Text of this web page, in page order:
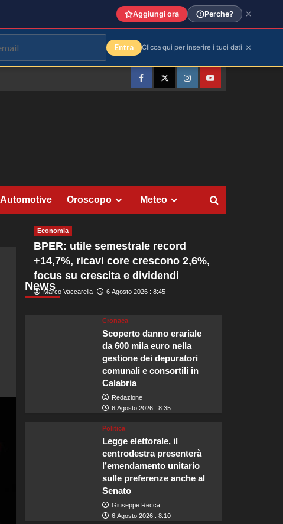
FacebookTwitterInstagramYouTube
Automotive Oroscopo Meteo
News
Economia
BPER: utile semestrale record
+14,7%, ricavi core crescono 2,6%,
focus su crescita e dividendi
Marco Vaccarella 6 Agosto 2026 : 8:45
Cronaca
Scoperto danno erariale
da 600 mila euro nella
gestione dei depuratori
comunali e consortili in
Calabria
Redazione
6 Agosto 2026 : 8:35
Politica
Legge elettorale, il
centrodestra presenterà
l’emendamento unitario
sulle preferenze anche al
Senato
Giuseppe Recca
6 Agosto 2026 : 8:10
Aggiungi ora Perche?
Entra Clicca qui per inserire i tuoi dati